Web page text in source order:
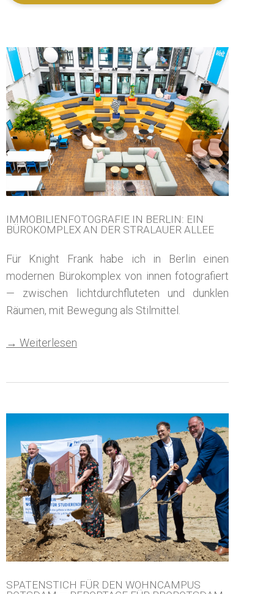
Blog
Über mich
Kontakt
IMMOBILIENFOTOGRAFIE IN BERLIN: EIN
BÜROKOMPLEX AN DER STRALAUER ALLEE
Für Knight Frank habe ich in Berlin einen
modernen Bürokomplex von innen fotografiert
— zwischen lichtdurchfluteten und dunklen
Räumen, mit Bewegung als Stilmittel.
→ Weiterlesen
SPATENSTICH FÜR DEN WOHNCAMPUS